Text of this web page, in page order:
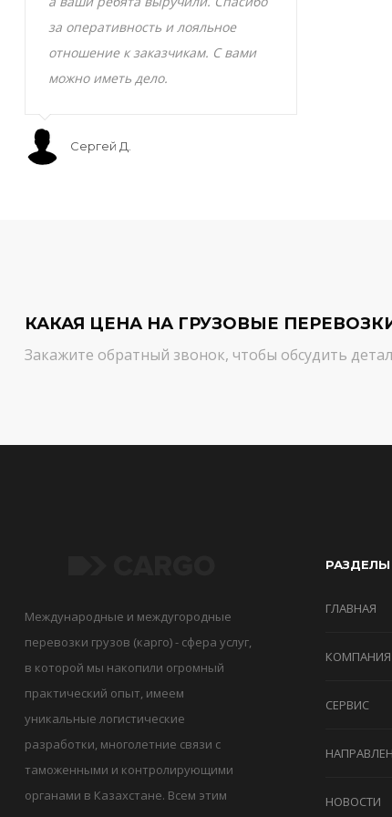
за оперативность и лояльное
отношение к заказчикам. С вами
можно иметь дело.
Сергей Д.
КАКАЯ ЦЕНА НА ГРУЗОВЫЕ
Закажите обратный звонок, чтобы обсудить
Международные и междугородные
перевозки грузов (карго) - сфера услуг,
в которой мы накопили огромный
практический опыт, имеем
уникальные логистические
разработки, многолетние связи с
таможенными и контролирующими
органами в Казахстане. Всем этим
ГЛАВНАЯ
КОМПАНИЯ
СЕРВИС
НОВОСТИ